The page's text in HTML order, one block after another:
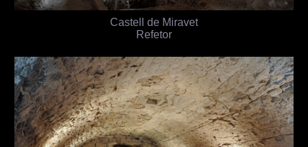
Castell de Miravet
Refetor